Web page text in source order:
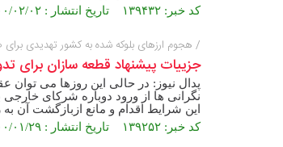
کد خبر: ۱۳۹۴۳۲ تاریخ انتشار : ۱۴۰۰/۰۲/۰۲
/ هجوم ارزهای بلوکه شده به کشور تهدیدی
جزییات پیشنهاد قطعه سازان برای
پدال نیوز: در حالی این روزها می توان
نگرانی ها از ورود دوباره شرکای
این شرایط اقدام و مانع ازبازگشت آن
کد خبر: ۱۳۹۲۵۲ تاریخ انتشار : ۱۴۰۰/۰۱/۲۹